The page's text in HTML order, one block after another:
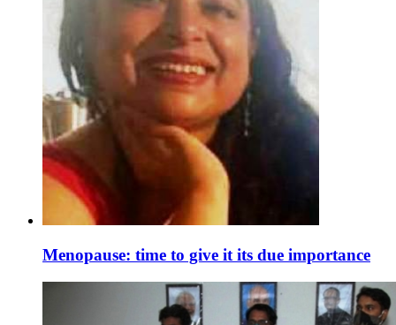
Menopause: time to give it its due importance